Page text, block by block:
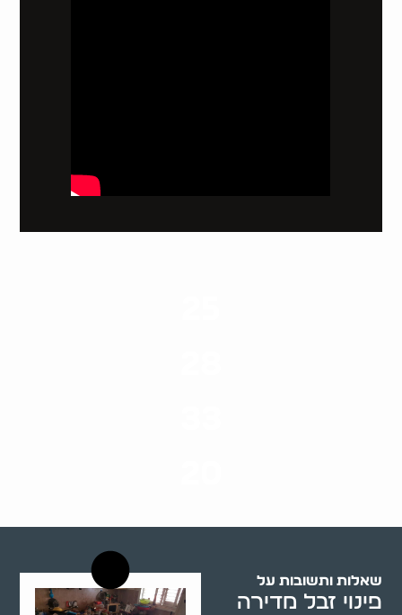
שאלות ותשובות על
פינוי זבל מדירה